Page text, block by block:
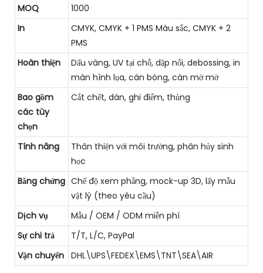
MOQ
1000
In
CMYK, CMYK + 1 PMS Màu sắc, CMYK + 2
PMS
Hoàn thiện
Dấu vàng, UV tại chỗ, dập nổi, debossing, in
màn hình lụa, cán bóng, cán mờ mờ
Bao gồm
các tùy
chọn
Cắt chết, dán, ghi điểm, thủng
Tính năng
Thân thiện với môi trường, phân hủy sinh
học
Bằng chứng Chế độ xem phẳng, mock-up 3D, lấy mẫu
vật lý (theo yêu cầu)
Dịch vụ
Mẫu / OEM / ODM miễn phí
Sự chi trả
T/T, L/C, PayPal
Vận chuyển DHL\UPS\FEDEX\EMS\TNT\SEA\AIR